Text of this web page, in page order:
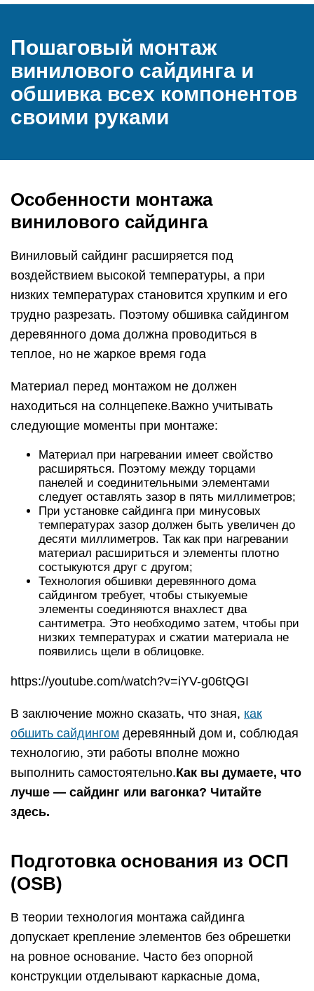
Пошаговый монтаж
винилового сайдинга и
обшивка всех компонентов
своими руками
Особенности монтажа
винилового сайдинга
Виниловый сайдинг расширяется под
воздействием высокой температуры, а при
низких температурах становится хрупким и его
трудно разрезать. Поэтому обшивка сайдингом
деревянного дома должна проводиться в
теплое, но не жаркое время года
Материал перед монтажом не должен
находиться на солнцепеке.Важно учитывать
следующие моменты при монтаже:
Материал при нагревании имеет свойство
расширяться. Поэтому между торцами
панелей и соединительными элементами
следует оставлять зазор в пять миллиметров;
При установке сайдинга при минусовых
температурах зазор должен быть увеличен до
десяти миллиметров. Так как при нагревании
материал расшириться и элементы плотно
состыкуются друг с другом;
Технология обшивки деревянного дома
сайдингом требует, чтобы стыкуемые
элементы соединяются внахлест два
сантиметра. Это необходимо затем, чтобы при
низких температурах и сжатии материала не
появились щели в облицовке.
https://youtube.com/watch?v=iYV-g06tQGI
В заключение можно сказать, что зная, как
обшить сайдингом деревянный дом и, соблюдая
технологию, эти работы вполне можно
выполнить самостоятельно.Как вы думаете, что
лучше — сайдинг или вагонка? Читайте
здесь.
Подготовка основания из ОСП
(OSB)
В теории технология монтажа сайдинга
допускает крепление элементов без обрешетки
на ровное основание. Часто без опорной
конструкции отделывают каркасные дома,